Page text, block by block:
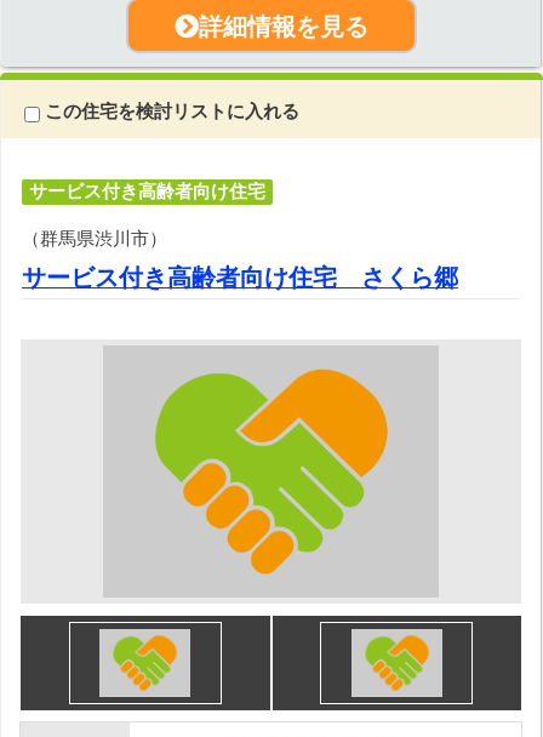
詳細情報を見る
この住宅を検討リストに入れる
サービス付き高齢者向け住宅
（群馬県渋川市）
サービス付き高齢者向け住宅 さくら郷